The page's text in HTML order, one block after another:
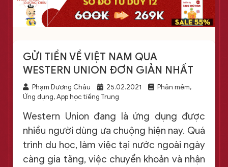
GỬI TIỀN VỀ VIỆT NAM QUA
WESTERN UNION ĐƠN GIẢN NHẤT
Phạm Dương Châu 25.02.2021
Phần mềm,
Ứng dụng, App học tiếng Trung
Western Union đang là ứng dụng được
nhiều người dùng ưa chuộng hiện nay. Quá
trình du học, làm việc tại nước ngoài ngày
càng gia tăng, việc chuyển khoản và nhận